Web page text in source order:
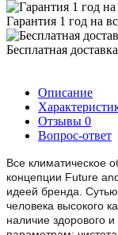
Гарантия 1 год на
Бесплатная
Описание
Отзывы 0
Вопрос-ответ
Все климатическое
концепции Future
идеей бренда.
человека высокого
наличие здорового